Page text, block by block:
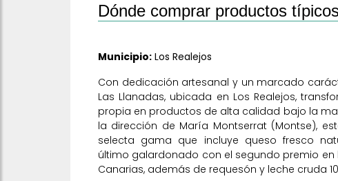
Dónde comprar productos
Municipio: Los Realejos
Con dedicación artesanal y un marcado
Las Llanadas, ubicada en Los Realejos,
propia en productos de alta calidad bajo la
la dirección de María Montserrat (Montse),
selecta gama que incluye queso fresco
último galardonado con el segundo premio en
Canarias, además de requesón y leche cruda